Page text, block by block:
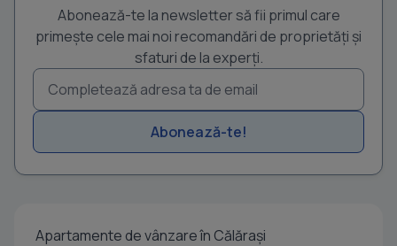
Abonează-te la newsletter să fii primul care
primește cele mai noi recomandări de proprietăți și
sfaturi de la experți.
Abonează-te!
Apartamente de vânzare în Călărași